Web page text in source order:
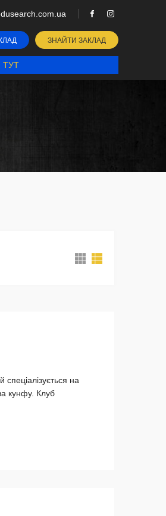
ЗНАЙТИ ЗАКЛАД
ТУТ
на
кунфу. Клуб